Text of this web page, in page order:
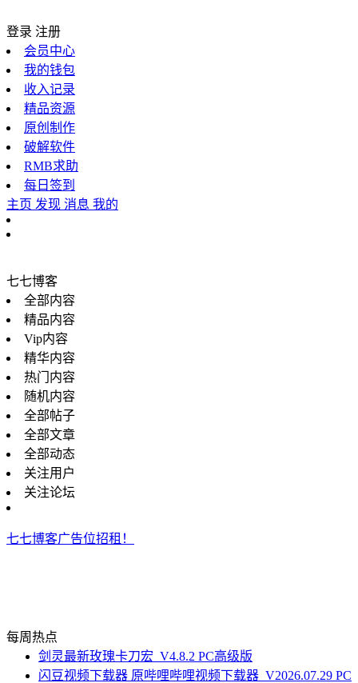
登录 注册
会员中心
我的钱包
收入记录
精品资源
原创制作
破解软件
RMB求助
每日签到
主页 发现 消息 我的
七七博客
全部内容
精品内容
Vip内容
精华内容
热门内容
随机内容
全部帖子
全部文章
全部动态
关注用户
关注论坛
七七博客广告位招租！
每周热点
剑灵最新玫瑰卡刀宏_V4.8.2 PC高级版
闪豆视频下载器 原哔哩哔哩视频下载器_V2026.07.29 PC